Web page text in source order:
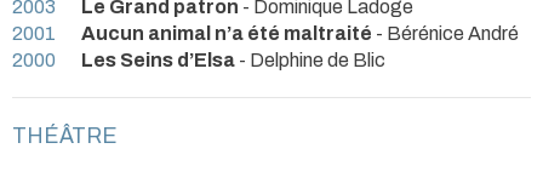
2003 Le Grand patron - Dominique Ladoge
2001
Aucun animal n’a été maltraité - Bérénice André
2000
Les Seins d’Elsa - Delphine de Blic
THÉÂTRE